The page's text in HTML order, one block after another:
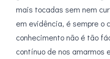
mais tocadas sem nem
em evidência, é sempre o
conhecimento não é tão
contínuo de nos amarmos